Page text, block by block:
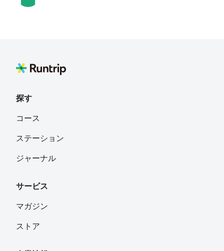
yosuke
杉本伸子
探す
コース
ステーション
ジャーナル
サービス
マガジン
ストア